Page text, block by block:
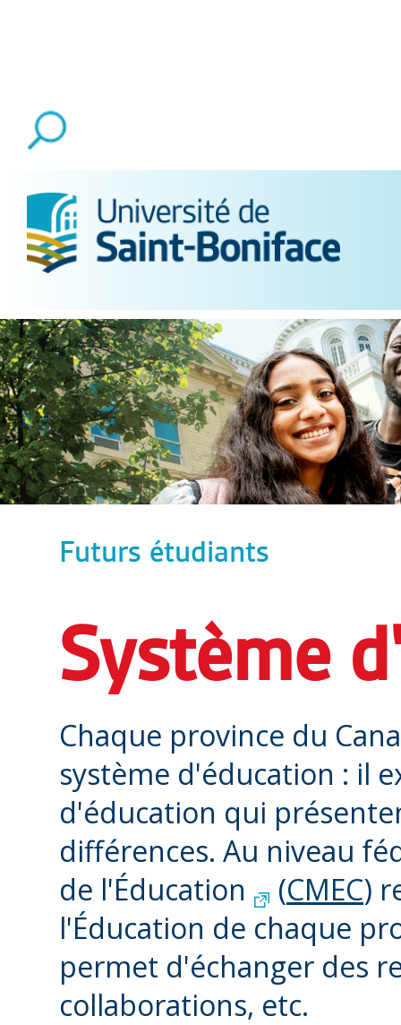
Futurs étudiants
Système
Chaque province du
système d'éducation : il
d'éducation qui
différences. Au niveau
de l'Éducation
(CMEC)
l'Éducation de chaque
permet d'échanger des
collaborations, etc.